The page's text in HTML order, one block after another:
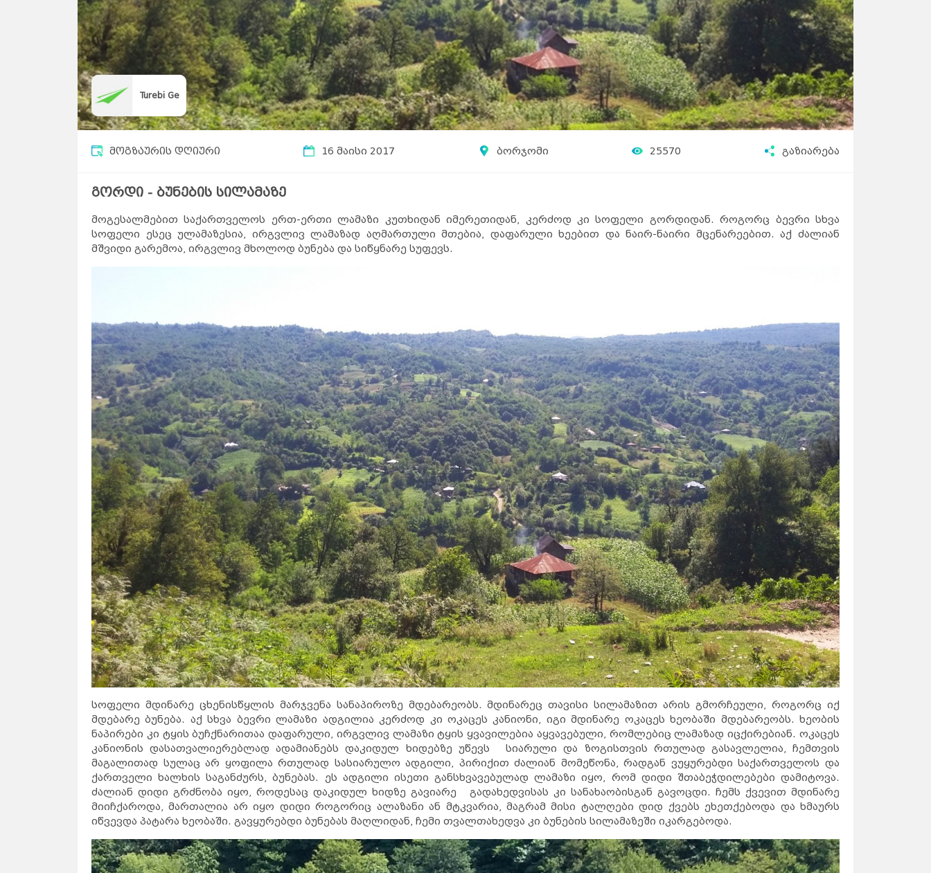
Turebi Ge
მოგზაურის დღიური 16 მაისი 2017 ბორჯომი 25570 გაზიარება
გორდი - ბუნების სილამაზე
მოგესალმებით საქართველოს ერთ-ერთი ლამაზი კუთხიდან იმერეთიდან, კერძოდ კი სოფელი გორდიდან. როგორც ბევრი სხვა
სოფელი ესეც ულამაზესია, ირგვლივ ლამაზად აღმართული მთებია, დაფარული ხეებით და ნაირ-ნაირი მცენარეებით. აქ ძალიან
მშვიდი გარემოა, ირგვლივ მხოლოდ ბუნება და სიწყნარე სუფევს.
სოფელი მდინარე ცხენისწყლის მარჯვენა სანაპიროზე მდებარეობს. მდინარეც თავისი სილამაზით არის გმორჩეული, როგორც იქ
მდებარე ბუნება. აქ სხვა ბევრი ლამაზი ადგილია კერძოდ კი ოკაცეს კანიონი, იგი მდინარე ოკაცეს ხეობაში მდებარეობს. ხეობის
ნაპირები კი ტყის ბუჩქნარითაა დაფარული, ირგვლივ ლამაზი ტყის ყვავილებია აყვავებული, რომლებიც ლამაზად იცქირებიან. ოკაცეს
კანიონის დასათვალიერებლად ადამიანებს დაკიდულ ხიდებზე უწევს სიარული და ზოგისთვის რთულად გასავლელია, ჩემთვის
მაგალითად სულაც არ ყოფილა რთულად სასიარულო ადგილი, პირიქით ძალიან მომეწონა, რადგან ვუყურებდი საქართველოს და
ქართველი ხალხის საგანძურს, ბუნებას. ეს ადგილი ისეთი განსხვავებულად ლამაზი იყო, რომ დიდი შთაბეჭდილებები დამიტოვა.
ძალიან დიდი გრძნობა იყო, როდესაც დაკიდულ ხიდზე გავიარე გადახედვისას კი სანახაობისგან გავოცდი. ჩემს ქვევით მდინარე
მიიჩქაროდა, მართალია არ იყო დიდი როგორიც ალაზანი ან მტკვარია, მაგრამ მისი ტალღები დიდ ქვებს ეხეთქებოდა და ხმაურს
იწვევდა პატარა ხეობაში. გავყურებდი ბუნებას მაღლიდან, ჩემი თვალთახედვა კი ბუნების სილამაზეში იკარგებოდა.